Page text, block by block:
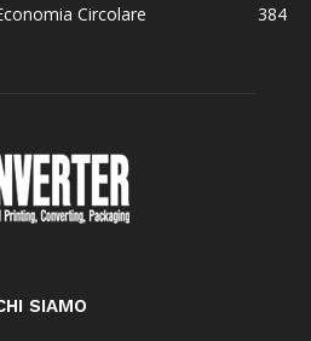
Circolare
384
SIAMO